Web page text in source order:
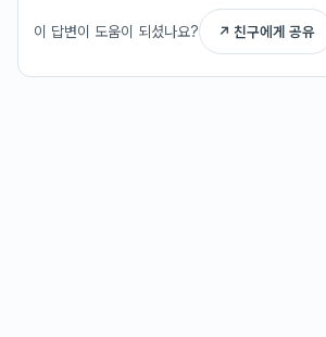
이 답변이 도움이 되셨나요? ↗ 친구에게 공유